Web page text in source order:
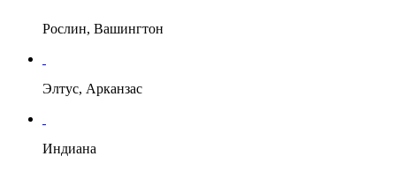
Рослин, Вашингтон
Элтус, Арканзас
Индиана